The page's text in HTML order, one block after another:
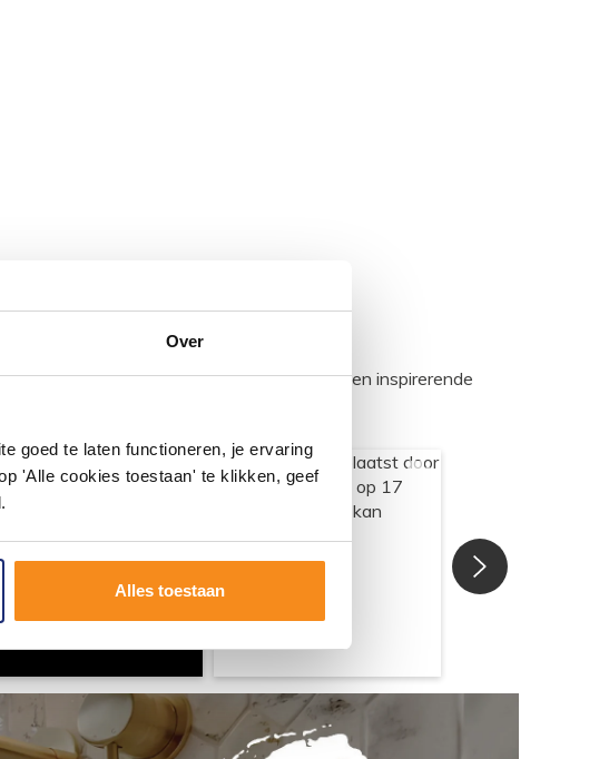
Over
goed te laten functioneren, je ervaring
'Alle cookies toestaan' te klikken, geef
Alles toestaan
tag @megadumpnl. Samen bouwen we een inspirerende